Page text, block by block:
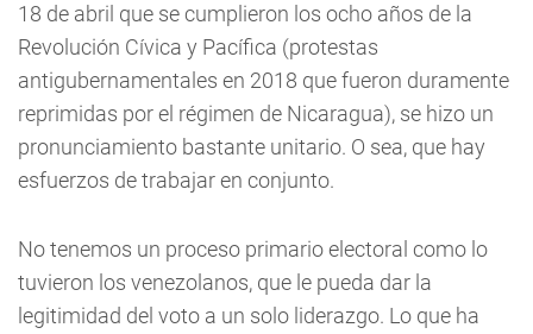
18 de abril que se cumplieron los ocho años de la
Revolución Cívica y Pacífica (protestas
antigubernamentales en 2018 que fueron duramente
reprimidas por el régimen de Nicaragua), se hizo un
pronunciamiento bastante unitario. O sea, que hay
esfuerzos de trabajar en conjunto.
No tenemos un proceso primario electoral como lo
tuvieron los venezolanos, que le pueda dar la
legitimidad del voto a un solo liderazgo. Lo que ha